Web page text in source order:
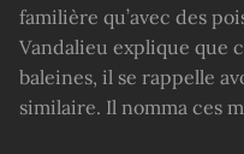
familière qu’avec des
Vandalieu explique que
baleines, il se rappelle
similaire. Il nomma ces